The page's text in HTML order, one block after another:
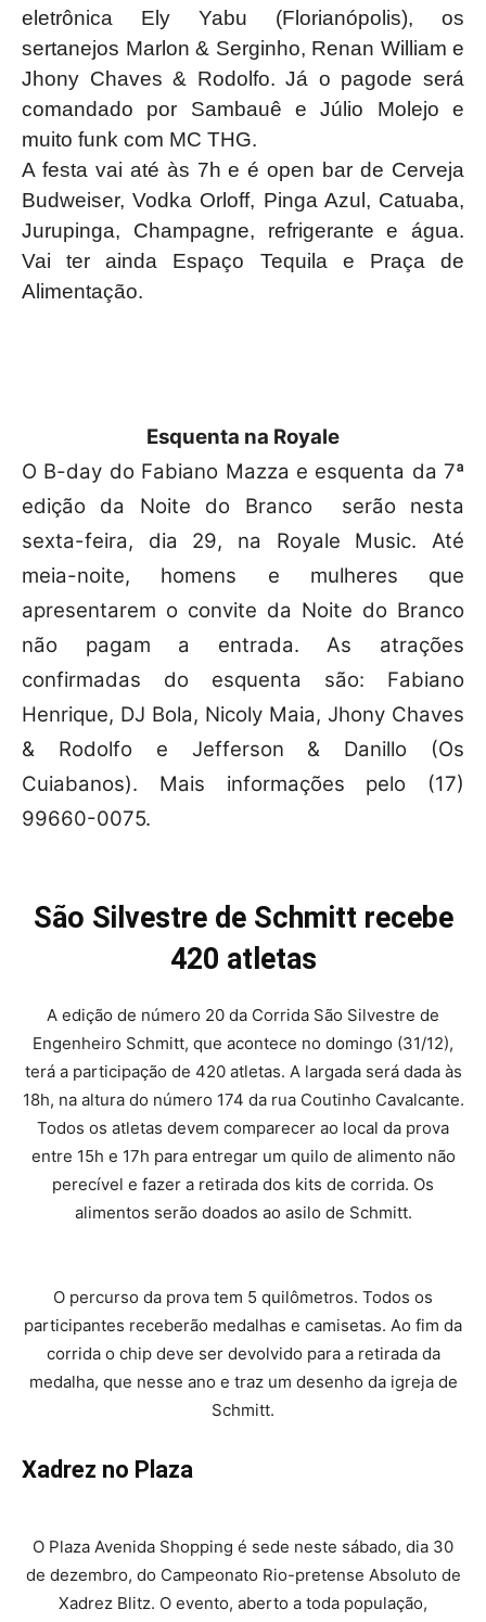
eletrônica Ely Yabu (Florianópolis), os
sertanejos Marlon & Serginho, Renan William e
Jhony Chaves & Rodolfo. Já o pagode será
comandado por Sambauê e Júlio Molejo e
muito funk com MC THG.
A festa vai até às 7h e é open bar de Cerveja
Budweiser, Vodka Orloff, Pinga Azul, Catuaba,
Jurupinga, Champagne, refrigerante e água.
Vai ter ainda Espaço Tequila e Praça de
Alimentação.
Esquenta na Royale
O B-day do Fabiano Mazza e esquenta da 7ª
edição da Noite do Branco serão nesta
sexta-feira, dia 29, na Royale Music. Até
meia-noite, homens e mulheres que
apresentarem o convite da Noite do Branco
não pagam a entrada. As atrações
confirmadas do esquenta são: Fabiano
Henrique, DJ Bola, Nicoly Maia, Jhony Chaves
& Rodolfo e Jefferson & Danillo (Os
Cuiabanos). Mais informações pelo (17)
99660-0075.
São Silvestre de Schmitt recebe
420 atletas
A edição de número 20 da Corrida São Silvestre de
Engenheiro Schmitt, que acontece no domingo (31/12),
terá a participação de 420 atletas. A largada será dada às
18h, na altura do número 174 da rua Coutinho Cavalcante.
Todos os atletas devem comparecer ao local da prova
entre 15h e 17h para entregar um quilo de alimento não
perecível e fazer a retirada dos kits de corrida. Os
alimentos serão doados ao asilo de Schmitt.
O percurso da prova tem 5 quilômetros. Todos os
participantes receberão medalhas e camisetas. Ao fim da
corrida o chip deve ser devolvido para a retirada da
medalha, que nesse ano e traz um desenho da igreja de
Schmitt.
Xadrez no Plaza
O Plaza Avenida Shopping é sede neste sábado, dia 30
de dezembro, do Campeonato Rio-pretense Absoluto de
Xadrez Blitz. O evento, aberto a toda população,